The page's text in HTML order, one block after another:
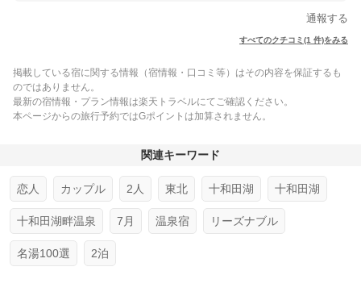
通報する
すべてのクチコミ(1 件)をみる
掲載している宿に関する情報（宿情報・口コミ等）はその内容を保証するも
のではありません。
最新の宿情報・プラン情報は楽天トラベルにてご確認ください。
本ページからの旅行予約ではGポイントは加算されません。
関連キーワード
恋人 カップル 2人 東北 十和田湖 十和田湖
十和田湖畔温泉 7月 温泉宿 リーズナブル
名湯100選 2泊